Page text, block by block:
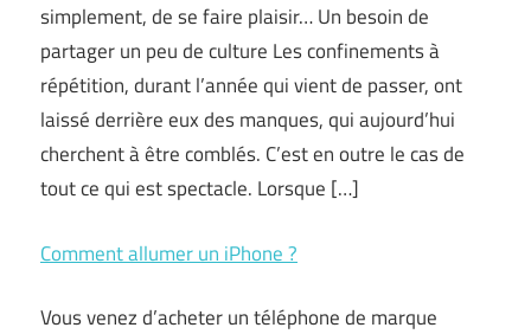
simplement, de se faire plaisir… Un besoin de
partager un peu de culture Les confinements à
répétition, durant l’année qui vient de passer, ont
laissé derrière eux des manques, qui aujourd’hui
cherchent à être comblés. C’est en outre le cas de
tout ce qui est spectacle. Lorsque […]
Comment allumer un iPhone ?
Vous venez d’acheter un téléphone de marque